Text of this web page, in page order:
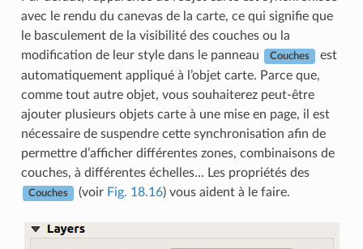
avec le rendu du canevas de la carte, ce qui signifie que
le basculement de la visibilité des couches ou la
modification de leur style dans le panneau
Couches
est
automatiquement appliqué à l’objet carte. Parce que,
comme tout autre objet, vous souhaiterez peut-être
ajouter plusieurs objets carte à une mise en page, il est
nécessaire de suspendre cette synchronisation afin de
permettre d’afficher différentes zones, combinaisons de
couches, à différentes échelles… Les propriétés des
Couches (voir Fig. 18.16) vous aident à le faire.